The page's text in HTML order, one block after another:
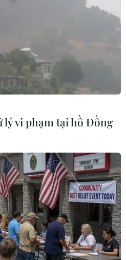
Việt Nam giành chức
U23 Thái Lan ở trận chung
đã lần đầu tiên trong lịch sử
Đông Nam Á.
lý vi phạm tại hồ Đồng